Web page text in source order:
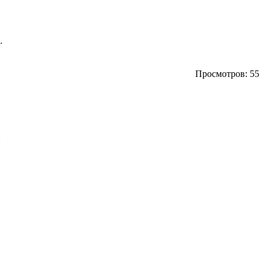
.
Просмотров: 55